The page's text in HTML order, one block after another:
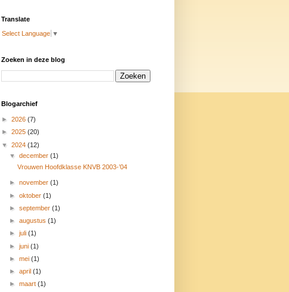
Translate
Select Language ▼
Zoeken in deze blog
Blogarchief
► 2026 (7)
► 2025 (20)
▼ 2024 (12)
▼december(1)
Vrouwen Hoofdklasse KNVB 2003-’04
►november(1)
►oktober(1)
►september(1)
►augustus(1)
►juli(1)
►juni(1)
►mei(1)
►april(1)
►maart(1)